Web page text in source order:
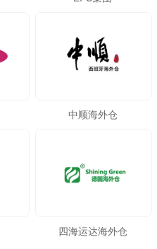
中顺海外仓
四海运达海外仓